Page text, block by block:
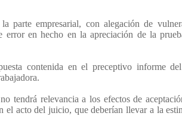
parte empresarial, con alegación de
error en hecho en la apreciación de la
contenida en el preceptivo informe
tendrá relevancia a los efectos de
el acto del juicio, que deberían llevar a la